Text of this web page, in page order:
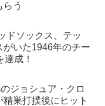
う
ドソックス、テッ
がいた1946年のチー
達成！
のジョシュア・クロ
巣打撲後にヒット